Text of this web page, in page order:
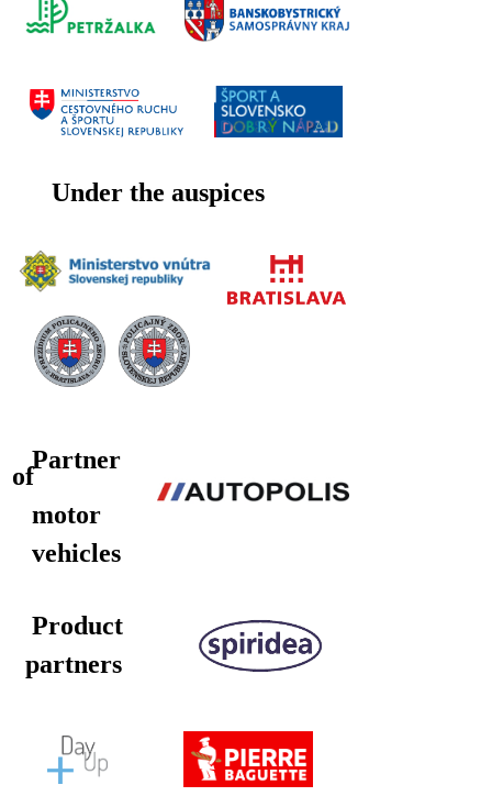
Under the auspices
Partner
of
motor
vehicles
Product
partners